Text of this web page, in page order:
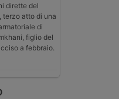
dirette del
terzo atto di una
di
figlio del
a febbraio.